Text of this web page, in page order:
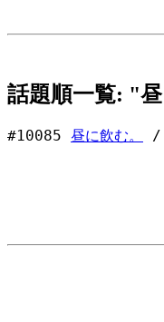
話題順一覧: "
#10085 昼に飲む。 /